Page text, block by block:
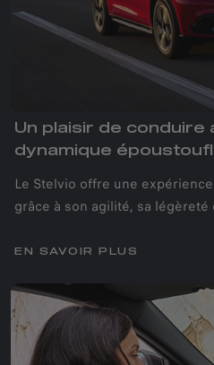
Un plaisir de conduire
dynamique
Le Stelvio offre une
grâce à son agilité, sa
EN SAVOIR PLUS